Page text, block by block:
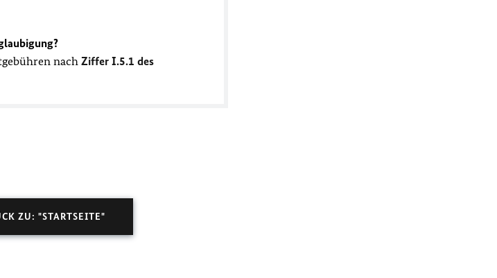
nach Ziffer I.5.1 des
ZU: "STARTSEITE"